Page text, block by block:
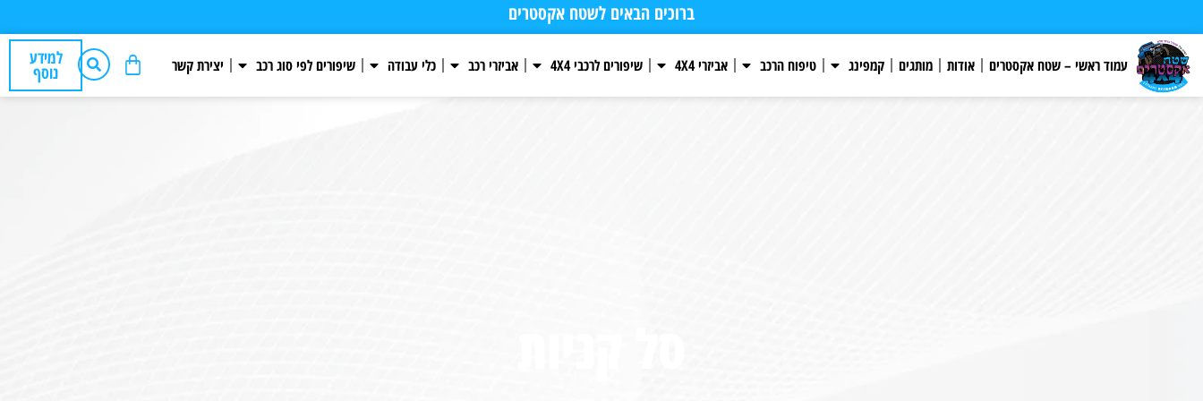
משלוחים חינם החל מ 599 ₪ ברוכים הבאים לשטח אקסטרים
עמוד ראשי – שטח אקסטרים אודות מותגים קמפינג טיפוח הרכב אביזרי 4X4 שיפורים לרכבי 4X4 אביזרי רכב כלי עבודה שיפורים לפי סוג רכב יצירת קשר למידע
נוסף